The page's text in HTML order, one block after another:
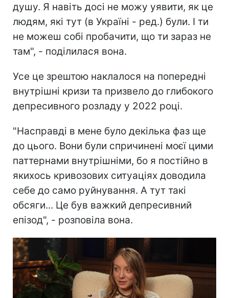
душу. Я навіть досі не можу уявити, як це
людям, які тут (в Україні - ред.) були. І ти
не можеш собі пробачити, що ти зараз не
там", - поділилася вона.
Усе це зрештою наклалося на попередні
внутрішні кризи та призвело до глибокого
депресивного розладу у 2022 році.
"Насправді в мене було декілька фаз ще
до цього. Вони були спричинені моєї цими
паттернами внутрішніми, бо я постійно в
якихось кривозових ситуаціях доводила
себе до само руйнування. А тут такі
обсяги... Це був важкий депресивний
епізод", - розповіла вона.